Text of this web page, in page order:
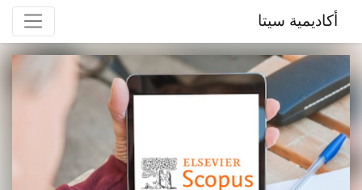
أكاديمية سيتا